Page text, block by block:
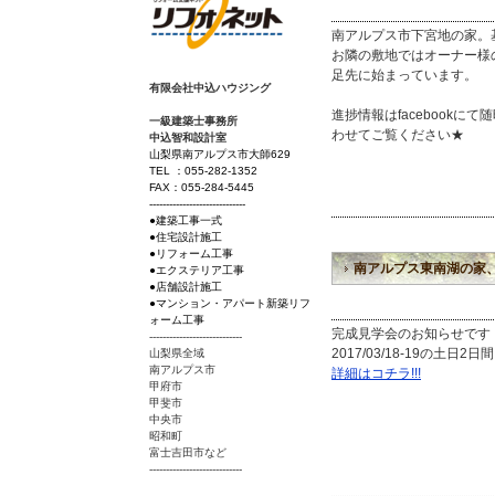
有限会社中込ハウジング
一級建築士事務所
中込智和設計室
山梨県南アルプス市大師629
TEL ：055-282-1352
FAX：055-284-5445
-----------------------------
●建築工事一式
●住宅設計施工
●リフォーム工事
●エクステリア工事
●店舗設計施工
●マンション・アパート新築リフ
ォーム工事
----------------------------
山梨県全域
南アルプス市
甲府市
甲斐市
中央市
昭和町
富士吉田市など
----------------------------
南アルプス市下宮地の家
お隣の敷地ではオーナー
足先に始まっています。
進捗情報はfacebookにて
わせてご覧ください★
南アルプス東南湖の家
完成見学会のお知らせです
2017/03/18-19の土日2日
詳細はコチラ!!!